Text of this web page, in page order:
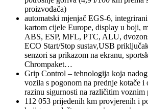
proizvođača)
automatski mjenjač EGS-6,
kartom cijele Europe, display u boji,
ABS, ESP, MFL, PTC, ALU,
ECO Start/Stop sustav,USB
senzori sa prikazom na ekranu,
Chrompaket…
Grip Control – tehnologija koja
vozila s pogonom na prednje kotače i
razinu sigurnosti na različitim voznim
112 053 prijeđenih km provjerenih i